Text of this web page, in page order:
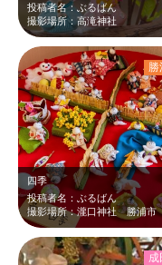
投稿者名：ぶるばん
撮影場所：高滝神社
四季
投稿者名：ぶるばん
撮影場所：瀧口神社 勝浦市
勝
成